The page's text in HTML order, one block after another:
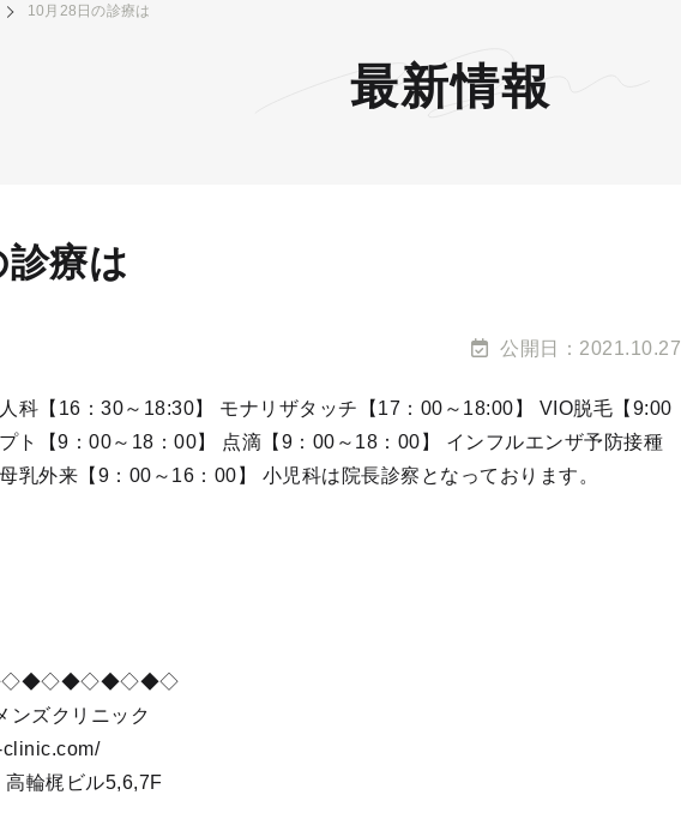
10月28日の診療は
最新情報
療は
公開日：2021.10.27
科【16：30～18:30】 モナリザタッチ【17：00～18:00】 VIO脱毛【9:00
ト【9：00～18：00】 点滴【9：00～18：00】 インフルエンザ予防接種
乳外来【9：00～16：00】 小児科は院長診察となっております。
ンズクリニック
輪梶ビル5,6,7F